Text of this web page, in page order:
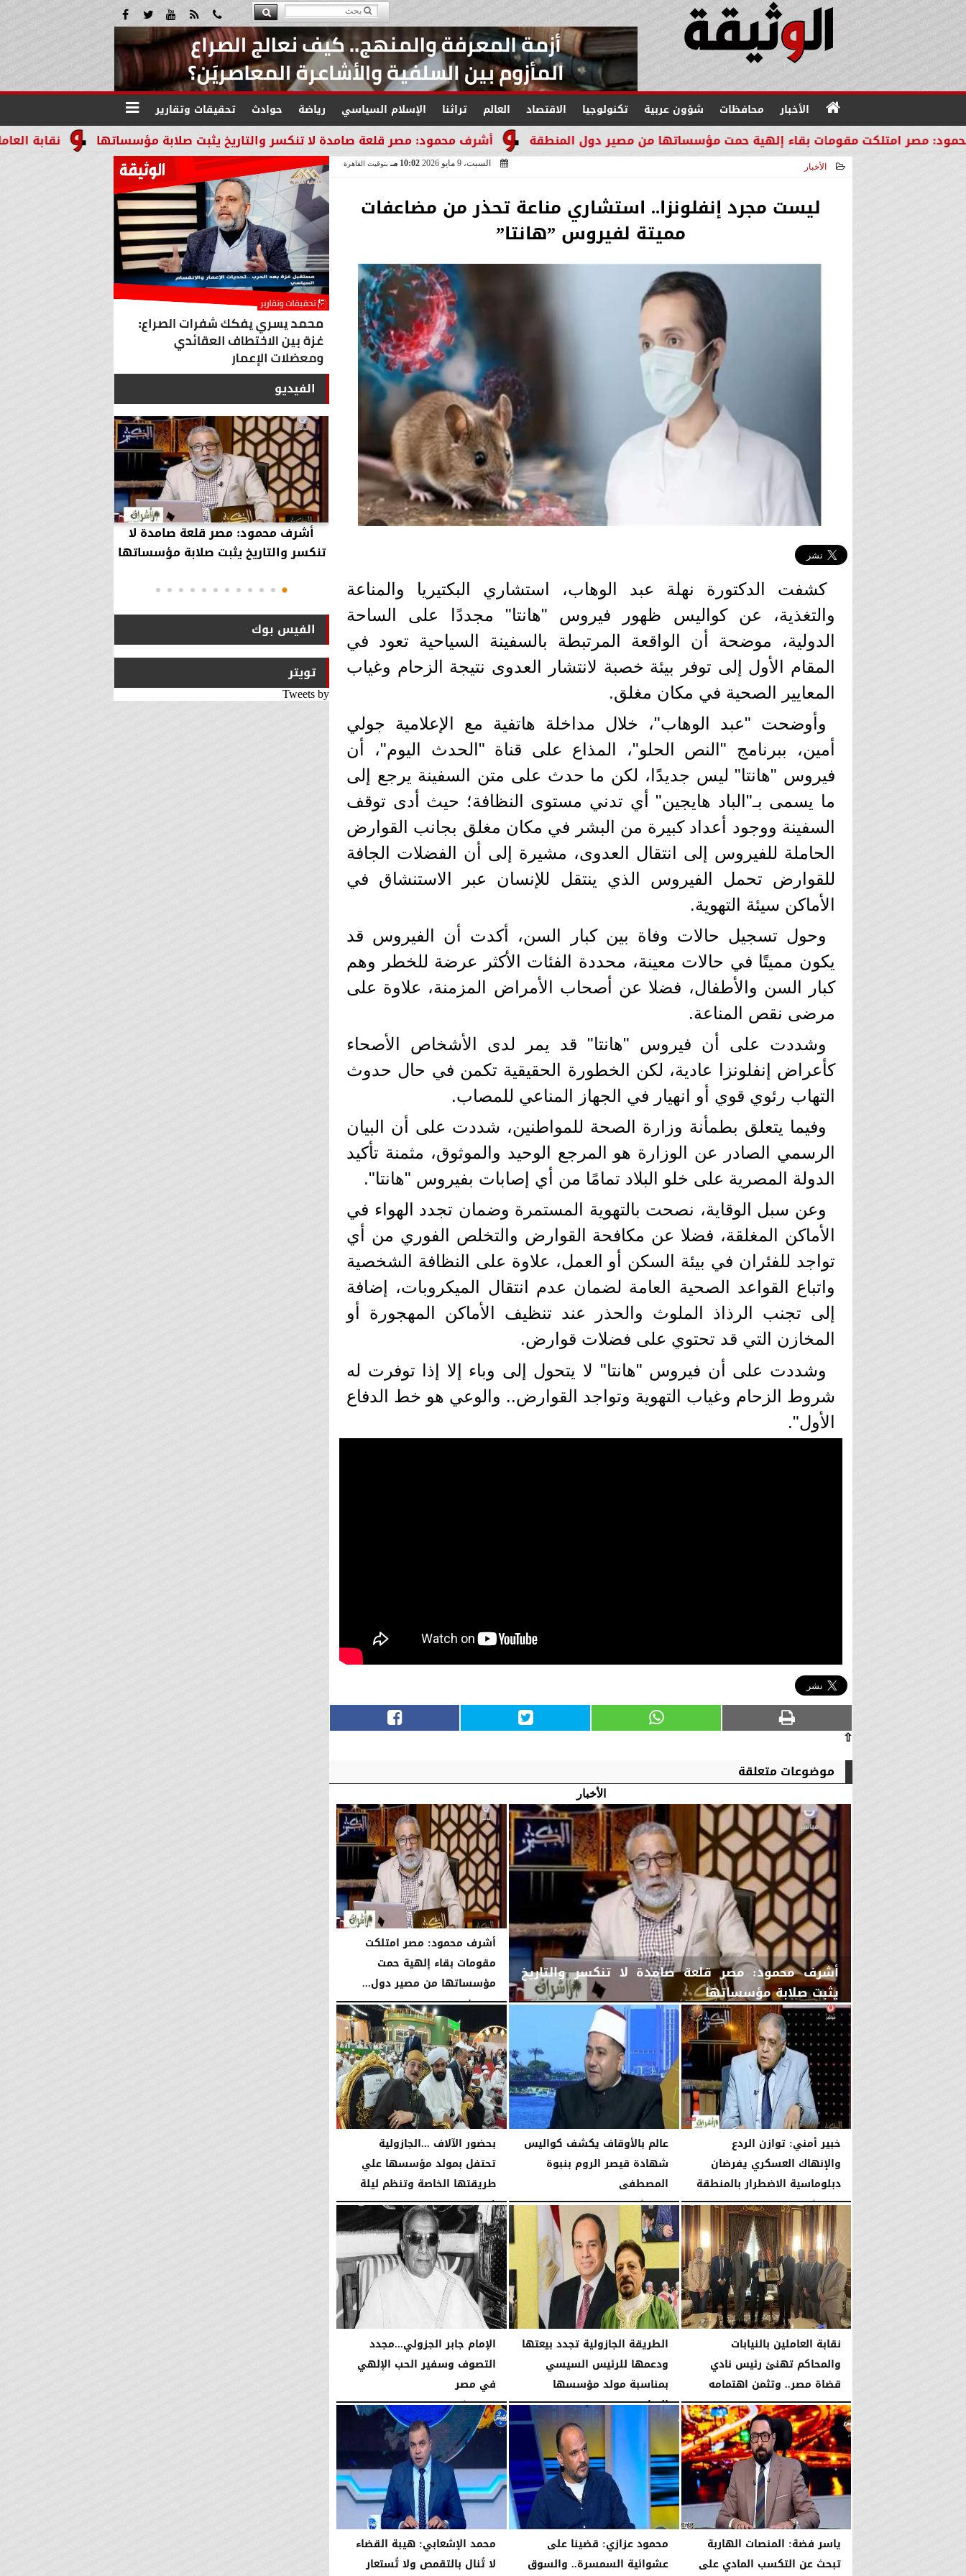
الأخبار محافظات شؤون عربية تكنولوجيا الاقتصاد العالم تراثنا الإسلام السياسي رياضة حوادث تحقيقات وتقارير
نقابة العاملين أشرف محمود: مصر قلعة صامدة لا تنكسر والتاريخ يثبت صلابة مؤسساتها مقومات بقاء إلهية حمت مؤسساتها من مصير دول المنطقة
الأخبار السبت، 9 مايو 2026 10:02 مـ بتوقيت القاهرة
ليست مجرد إنفلونزا.. استشاري مناعة تحذر من مضاعفات
مميتة لفيروس ”هانتا”
كشفت الدكتورة نهلة عبد الوهاب، استشاري البكتيريا والمناعة
والتغذية، عن كواليس ظهور فيروس "هانتا" مجددًا على الساحة
الدولية، موضحة أن الواقعة المرتبطة بالسفينة السياحية تعود في
المقام الأول إلى توفر بيئة خصبة لانتشار العدوى نتيجة الزحام وغياب
المعايير الصحية في مكان مغلق.
وأوضحت "عبد الوهاب"، خلال مداخلة هاتفية مع الإعلامية جولي
أمين، ببرنامج "النص الحلو"، المذاع على قناة "الحدث اليوم"، أن
فيروس "هانتا" ليس جديدًا، لكن ما حدث على متن السفينة يرجع إلى
ما يسمى بـ"الباد هايجين" أي تدني مستوى النظافة؛ حيث أدى توقف
السفينة ووجود أعداد كبيرة من البشر في مكان مغلق بجانب القوارض
الحاملة للفيروس إلى انتقال العدوى، مشيرة إلى أن الفضلات الجافة
للقوارض تحمل الفيروس الذي ينتقل للإنسان عبر الاستنشاق في
الأماكن سيئة التهوية.
وحول تسجيل حالات وفاة بين كبار السن، أكدت أن الفيروس قد
يكون مميتًا في حالات معينة، محددة الفئات الأكثر عرضة للخطر وهم
كبار السن والأطفال، فضلا عن أصحاب الأمراض المزمنة، علاوة على
مرضى نقص المناعة.
وشددت على أن فيروس "هانتا" قد يمر لدى الأشخاص الأصحاء
كأعراض إنفلونزا عادية، لكن الخطورة الحقيقية تكمن في حال حدوث
التهاب رئوي قوي أو انهيار في الجهاز المناعي للمصاب.
وفيما يتعلق بطمأنة وزارة الصحة للمواطنين، شددت على أن البيان
الرسمي الصادر عن الوزارة هو المرجع الوحيد والموثوق، مثمنة تأكيد
الدولة المصرية على خلو البلاد تمامًا من أي إصابات بفيروس "هانتا".
وعن سبل الوقاية، نصحت بالتهوية المستمرة وضمان تجدد الهواء في
الأماكن المغلقة، فضلا عن مكافحة القوارض والتخلص الفوري من أي
تواجد للفئران في بيئة السكن أو العمل، علاوة على النظافة الشخصية
واتباع القواعد الصحية العامة لضمان عدم انتقال الميكروبات، إضافة
إلى تجنب الرذاذ الملوث والحذر عند تنظيف الأماكن المهجورة أو
المخازن التي قد تحتوي على فضلات قوارض.
وشددت على أن فيروس "هانتا" لا يتحول إلى وباء إلا إذا توفرت له
شروط الزحام وغياب التهوية وتواجد القوارض.. والوعي هو خط الدفاع
الأول".
⇧
موضوعات متعلقة
الأخبار
أشرف محمود: مصر قلعة صامدة لا تنكسر والتاريخ
يثبت صلابة مؤسساتها
الجمعة، 7 أغسطس 2026 10:15 مـ
أشرف محمود: مصر امتلكت
مقومات بقاء إلهية حمت
مؤسساتها من مصير دول...
الجمعة، 7 أغسطس 2026 10:12 مـ
خبير أمني: توازن الردع
والإنهاك العسكري يفرضان
دبلوماسية الاضطرار بالمنطقة
الجمعة، 7 أغسطس 2026 10:06 مـ
عالم بالأوقاف يكشف كواليس
شهادة قيصر الروم بنبوة
المصطفى
الجمعة، 7 أغسطس 2026 10:04 مـ
بحضور الآلاف ...الجازولية
تحتفل بمولد مؤسسها علي
طريقتها الخاصة وتنظم ليلة
في...
الجمعة، 7 أغسطس 2026 11:31 صـ
نقابة العاملين بالنيابات
والمحاكم تهنئ رئيس نادي
قضاة مصر.. وتثمن اهتمامه
بدعم...
الخميس، 6 أغسطس 2026 06:22 مـ
الطريقة الجازولية تجدد بيعتها
ودعمها للرئيس السيسي
بمناسبة مولد مؤسسها
الإمام...
الخميس، 6 أغسطس 2026 02:46 مـ
الإمام جابر الجزولي...مجدد
التصوف وسفير الحب الإلهي
في مصر
الخميس، 6 أغسطس 2026 01:45 مـ
ياسر فضة: المنصات الهاربة
تبحث عن التكسب المادي على
محمود عزازي: قضينا على
عشوائية السمسرة.. والسوق
محمد الإشعابي: هيبة القضاء
لا تُنال بالتقمص ولا تُستعار
الفيديو
خبير أمني: طهران تستغل التهدئة
أشرف محمود: مصر قلعة صامدة لا
تنكسر والتاريخ يثبت صلابة مؤسساتها
الفيس بوك
تويتر
Tweets by